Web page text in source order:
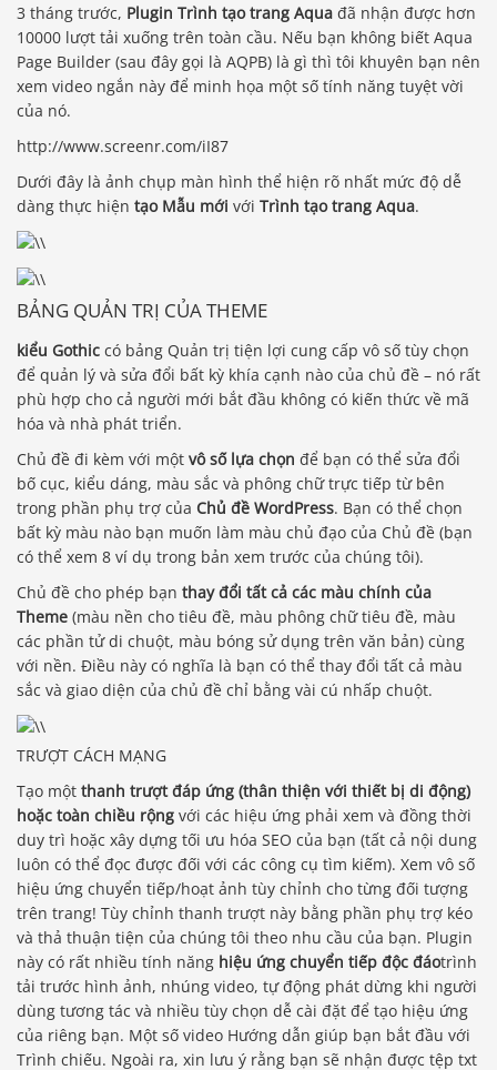
3 tháng trước, Plugin Trình tạo trang Aqua đã nhận được hơn
10000 lượt tải xuống trên toàn cầu. Nếu bạn không biết Aqua
Page Builder (sau đây gọi là AQPB) là gì thì tôi khuyên bạn nên
xem video ngắn này để minh họa một số tính năng tuyệt vời
của nó.
http://www.screenr.com/iI87
Dưới đây là ảnh chụp màn hình thể hiện rõ nhất mức độ dễ
dàng thực hiện tạo Mẫu mới với Trình tạo trang Aqua.
BẢNG QUẢN TRỊ CỦA THEME
kiểu Gothic có bảng Quản trị tiện lợi cung cấp vô số tùy chọn
để quản lý và sửa đổi bất kỳ khía cạnh nào của chủ đề – nó rất
phù hợp cho cả người mới bắt đầu không có kiến ​​thức về mã
hóa và nhà phát triển.
Chủ đề đi kèm với một vô số lựa chọn để bạn có thể sửa đổi
bố cục, kiểu dáng, màu sắc và phông chữ trực tiếp từ bên
trong phần phụ trợ của Chủ đề WordPress. Bạn có thể chọn
bất kỳ màu nào bạn muốn làm màu chủ đạo của Chủ đề (bạn
có thể xem 8 ví dụ trong bản xem trước của chúng tôi).
Chủ đề cho phép bạn thay đổi tất cả các màu chính của
Theme (màu nền cho tiêu đề, màu phông chữ tiêu đề, màu
các phần tử di chuột, màu bóng sử dụng trên văn bản) cùng
với nền. Điều này có nghĩa là bạn có thể thay đổi tất cả màu
sắc và giao diện của chủ đề chỉ bằng vài cú nhấp chuột.
TRƯỢT CÁCH MẠNG
Tạo một thanh trượt đáp ứng (thân thiện với thiết bị di động)
hoặc toàn chiều rộng với các hiệu ứng phải xem và đồng thời
duy trì hoặc xây dựng tối ưu hóa SEO của bạn (tất cả nội dung
luôn có thể đọc được đối với các công cụ tìm kiếm). Xem vô số
hiệu ứng chuyển tiếp/hoạt ảnh tùy chỉnh cho từng đối tượng
trên trang! Tùy chỉnh thanh trượt này bằng phần phụ trợ kéo
và thả thuận tiện của chúng tôi theo nhu cầu của bạn. Plugin
này có rất nhiều tính năng hiệu ứng chuyển tiếp độc đáotrình
tải trước hình ảnh, nhúng video, tự động phát dừng khi người
dùng tương tác và nhiều tùy chọn dễ cài đặt để tạo hiệu ứng
của riêng bạn. Một số video Hướng dẫn giúp bạn bắt đầu với
Trình chiếu. Ngoài ra, xin lưu ý rằng bạn sẽ nhận được tệp txt